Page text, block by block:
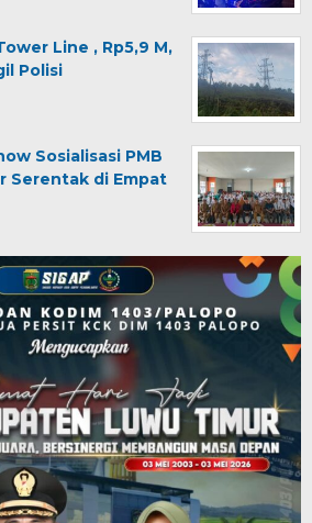
Line , Rp5,9 M,
Polisi
Sosialisasi PMB
Serentak di Empat